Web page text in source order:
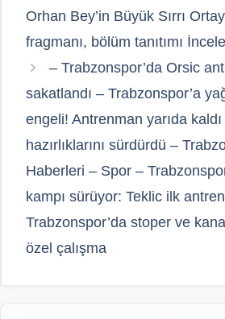
Orhan Bey’in Büyük Sırrı
fragmanı, bölüm tanıtımı
– Trabzonspor’da Orsic
sakatlandı – Trabzonspor’a
engeli! Antrenman yarıda
hazırlıklarını sürdürdü –
Haberleri – Spor –
kampı sürüyor: Teklic ilk
Trabzonspor’da stoper ve
özel çalışma